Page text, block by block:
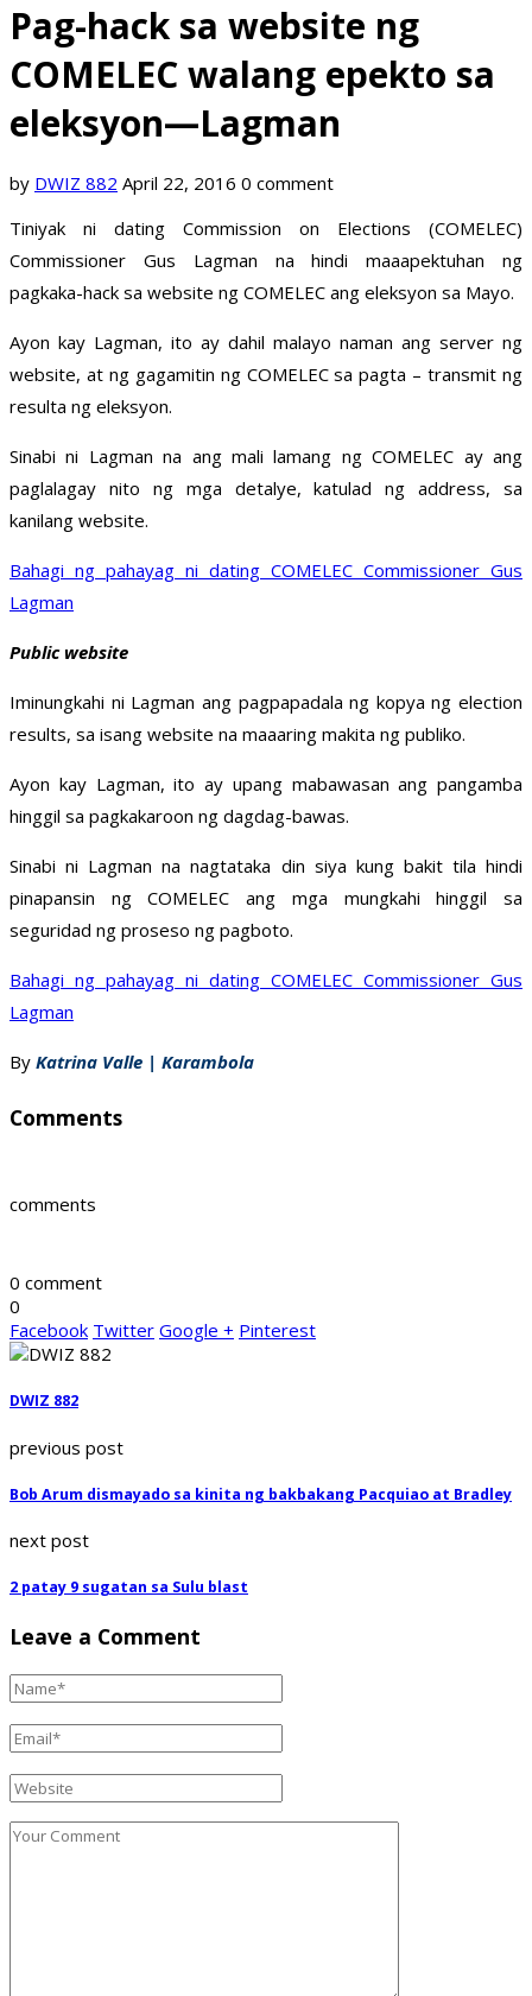
Pag-hack sa website ng
COMELEC walang epekto sa
eleksyon—Lagman
by DWIZ 882 April 22, 2016 0 comment
Tiniyak ni dating Commission on Elections (COMELEC)
Commissioner Gus Lagman na hindi maaapektuhan ng
pagkaka-hack sa website ng COMELEC ang eleksyon sa Mayo.
Ayon kay Lagman, ito ay dahil malayo naman ang server ng
website, at ng gagamitin ng COMELEC sa pagta – transmit ng
resulta ng eleksyon.
Sinabi ni Lagman na ang mali lamang ng COMELEC ay ang
paglalagay nito ng mga detalye, katulad ng address, sa
kanilang website.
Bahagi ng pahayag ni dating COMELEC Commissioner Gus
Lagman
Public website
Iminungkahi ni Lagman ang pagpapadala ng kopya ng election
results, sa isang website na maaaring makita ng publiko.
Ayon kay Lagman, ito ay upang mabawasan ang pangamba
hinggil sa pagkakaroon ng dagdag-bawas.
Sinabi ni Lagman na nagtataka din siya kung bakit tila hindi
pinapansin ng COMELEC ang mga mungkahi hinggil sa
seguridad ng proseso ng pagboto.
Bahagi ng pahayag ni dating COMELEC Commissioner Gus
Lagman
By Katrina Valle | Karambola
Comments
comments
0 comment
0
Facebook Twitter Google + Pinterest
DWIZ 882
previous post
Bob Arum dismayado sa kinita ng bakbakang Pacquiao at Bradley
next post
2 patay 9 sugatan sa Sulu blast
Leave a Comment